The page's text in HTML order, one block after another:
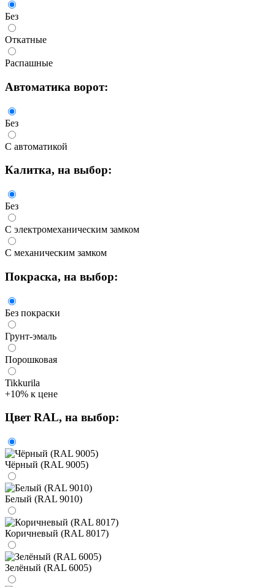
Без
Откатные
Распашные
Автоматика ворот:
Без
С автоматикой
Калитка, на выбор:
Без
С электромеханическим замком
С механическим замком
Покраска, на выбор:
Без покраски
Грунт-эмаль
Порошковая
Tikkurila
+10% к цене
Цвет RAL, на выбор:
Чёрный (RAL 9005)
Белый (RAL 9010)
Коричневый (RAL 8017)
Зелёный (RAL 6005)